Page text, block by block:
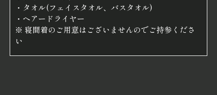
・タオル(フェイスタオル、バスタオル)
・ヘアードライヤー
※ 寝間着のご用意はございませんのでご持参くださ
い